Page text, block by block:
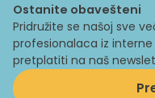
Ostanite obavešteni
Pridružite se našoj sve
profesionalaca iz
pretplatiti na naš